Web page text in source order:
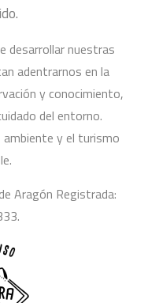
desarrollar nuestras
adentrarnos en la
y conocimiento,
del entorno.
y el turismo
Aragón Registrada: